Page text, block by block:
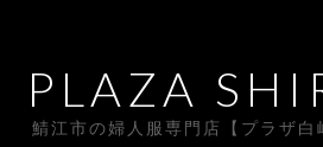
PLAZA
鯖江市の婦人服専門店【プラザ